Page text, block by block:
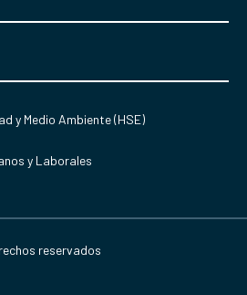
y Medio Ambiente (HSE)
y Laborales
reservados